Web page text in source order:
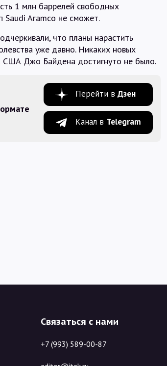
1 млн баррелей свободных
Aramco не сможет.
что планы нарастить
уже давно. Никаких новых
США Джо Байдена достигнуто не было.
Перейти в Дзен
Канал в Telegram
Связаться с нами
+7 (993) 589-00-87